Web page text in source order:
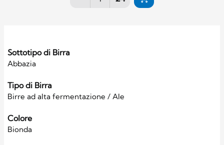
Sottotipo di Birra
Abbazia
Tipo di Birra
Birre ad alta fermentazione / Ale
Colore
Bionda